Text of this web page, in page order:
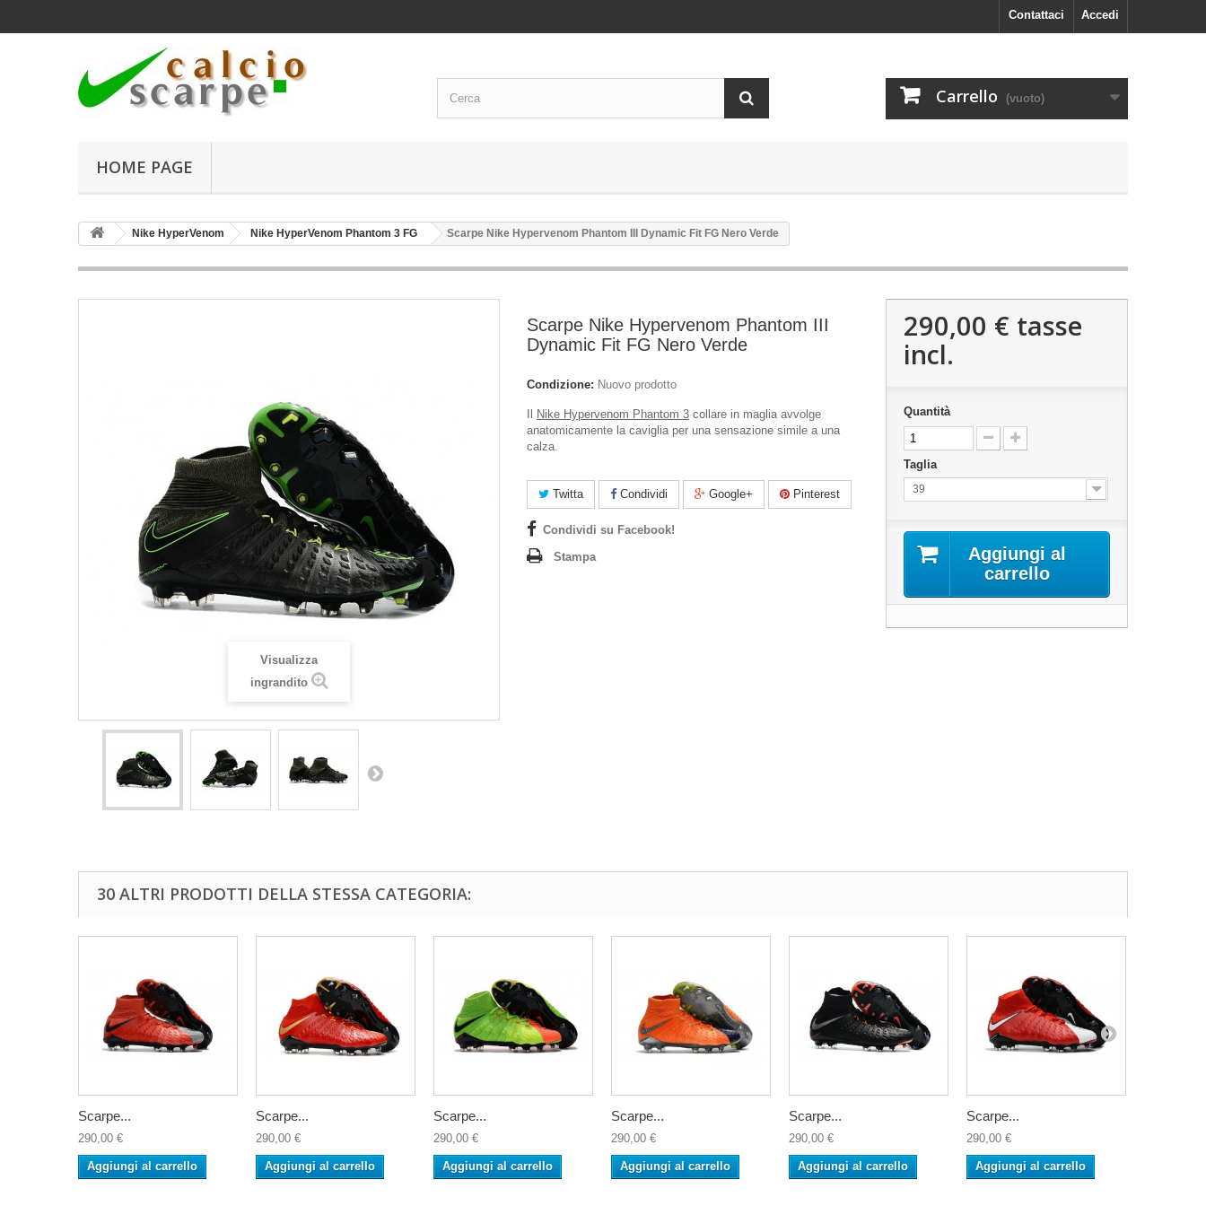
Accedi
Contattaci
Carrello (vuoto)
HOME PAGE
Nike HyperVenom Nike HyperVenom Phantom 3 FG Scarpe Nike Hypervenom Phantom III Dynamic Fit FG Nero Verde
Visualizza
ingrandito
Scarpe Nike Hypervenom Phantom III
Dynamic Fit FG Nero Verde
Condizione: Nuovo prodotto
Nike Hypervenom Phantom 3 collare in maglia avvolge
anatomicamente la caviglia per una sensazione simile a una
calza.
Twitta Condividi Google+ Pinterest
Condividi su Facebook!
Stampa
290,00 € tasse
incl.
Quantità
Taglia
39
Aggiungi al
carrello
30 ALTRI PRODOTTI DELLA STESSA CATEGORIA:
Scarpe...
290,00 €
Aggiungi al carrello
Scarpe...
290,00 €
Aggiungi al carrello
Scarpe...
290,00 €
Aggiungi al carrello
Scarpe...
290,00 €
Aggiungi al carrello
Scarpe...
290,00 €
Aggiungi al carrello
Scarpe...
290,00 €
Aggiungi al carrello